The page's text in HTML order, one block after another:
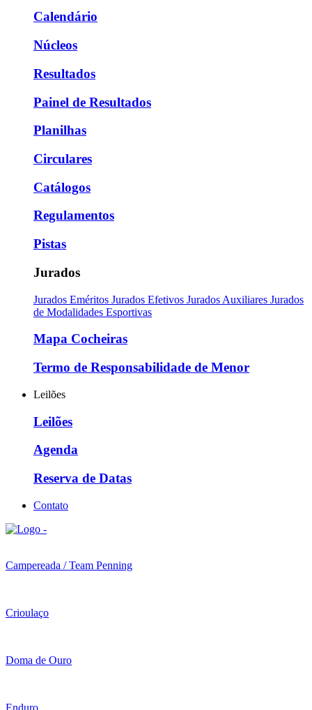
Calendário
Núcleos
Resultados
Painel de Resultados
Planilhas
Circulares
Catálogos
Regulamentos
Pistas
Jurados
Jurados Eméritos Jurados Efetivos Jurados Auxiliares Jurados
de Modalidades Esportivas
Mapa Cocheiras
Termo de Responsabilidade de Menor
Leilões
Leilões
Agenda
Reserva de Datas
Contato
Campereada / Team Penning
Crioulaço
Doma de Ouro
Enduro